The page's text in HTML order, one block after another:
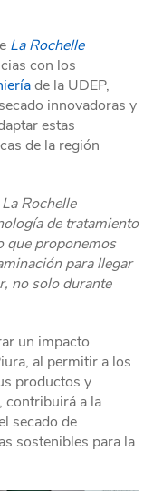
La Rochelle
con los
de la UDEP,
innovadoras y
estas
de la región
La Rochelle
de tratamiento
que proponemos
para llegar
no solo durante
un impacto
al permitir a los
productos y
contribuirá a la
secado de
sostenibles para la